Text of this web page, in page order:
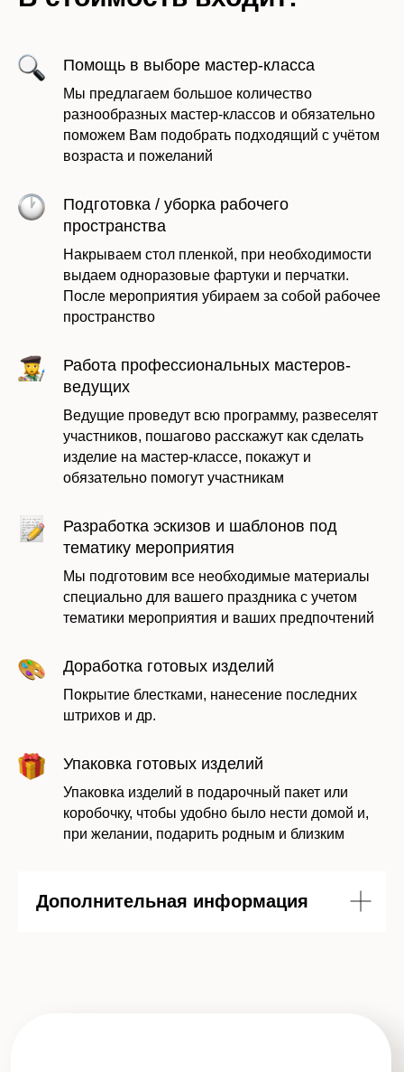
Помощь в выборе мастер-класса
Мы предлагаем большое количество
разнообразных мастер-классов и обязательно
поможем Вам подобрать подходящий с учётом
возраста и пожеланий
Подготовка / уборка рабочего
пространства
Накрываем стол пленкой, при необходимости
выдаем одноразовые фартуки и перчатки.
После мероприятия убираем за собой рабочее
пространство
Работа профессиональных мастеров-
ведущих
Ведущие проведут всю программу, развеселят
участников, пошагово расскажут как сделать
изделие на мастер-классе, покажут и
обязательно помогут участникам
Разработка эскизов и шаблонов под
тематику мероприятия
Мы подготовим все необходимые материалы
специально для вашего праздника с учетом
тематики мероприятия и ваших предпочтений
Доработка готовых изделий
Покрытие блестками, нанесение последних
штрихов и др.
Упаковка готовых изделий
Упаковка изделий в подарочный пакет или
коробочку, чтобы удобно было нести домой и,
при желании, подарить родным и близким
Дополнительная информация
Оставить заявку
персональных данных в соответствии с
Отправить заявку